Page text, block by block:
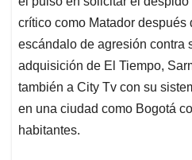
crítico como Matador
escándalo de agresión contra
adquisición de El Tiempo,
también a City Tv con su
en una ciudad como Bogotá
habitantes.